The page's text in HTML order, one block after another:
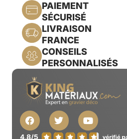
PAIEMENT
SÉCURISÉ
LIVRAISON
FRANCE
CONSEILS
PERSONNALISÉS